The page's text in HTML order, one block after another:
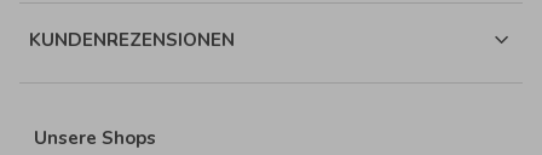
KUNDENREZENSIONEN
Unsere Shops